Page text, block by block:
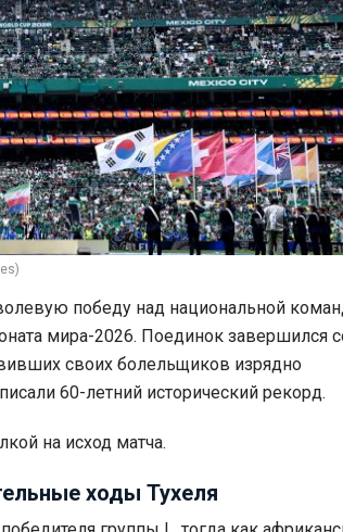
победу над национальной
мира-2026. Поединок завершился
своих болельщиков изрядно
60-летний исторический рекорд.
на исход матча.
ходы Тухеля